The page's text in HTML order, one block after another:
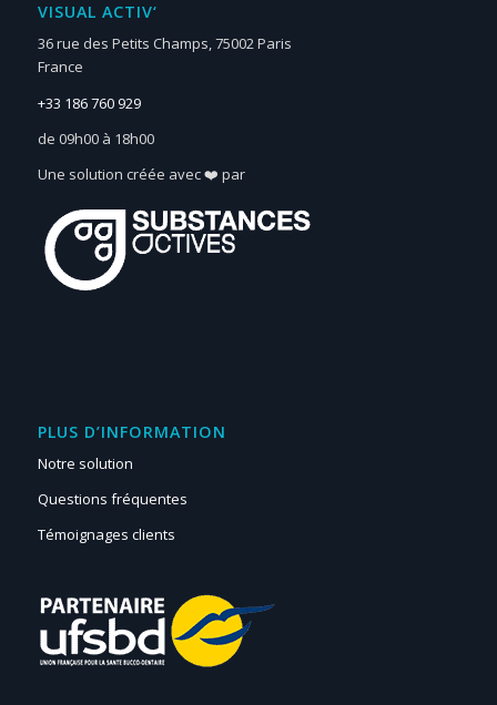
VISUAL ACTIV‘
36 rue des Petits Champs, 75002 Paris
France
+33 186 760 929
de 09h00 à 18h00
Une solution créée avec ❤️ par
PLUS D’INFORMATION
Notre solution
Questions fréquentes
Témoignages clients